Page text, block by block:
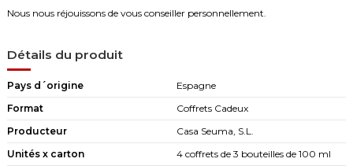
Nous nous réjouissons de vous conseiller personnellement.
Détails du produit
Pays d´origine
Espagne
Format
Coffrets Cadeux
Producteur
Casa Seuma, S.L.
Unités x carton
4 coffrets de 3 bouteilles de 100 ml